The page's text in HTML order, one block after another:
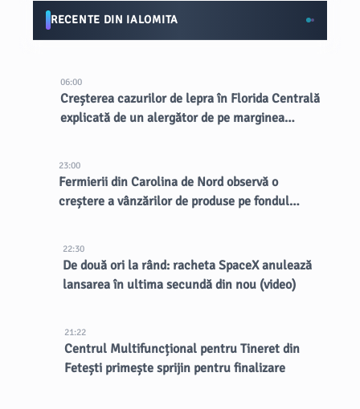
RECENTE DIN IALOMITA
06:00
Creșterea cazurilor de lepra în Florida Centrală
explicată de un alergător de pe marginea
23:00
Fermierii din Carolina de Nord observă o
creștere a vânzărilor de produse pe fondul
22:30
De două ori la rând: racheta SpaceX anulează
lansarea în ultima secundă din nou (video)
21:22
Centrul Multifuncțional pentru Tineret din
Fetești primește sprijin pentru finalizare